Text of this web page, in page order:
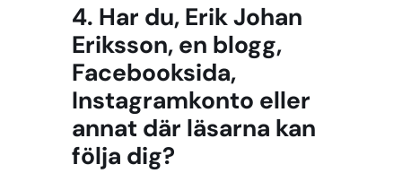
4. Har du, Erik Johan
Eriksson, en blogg,
Facebooksida,
Instagramkonto eller
annat där läsarna kan
följa dig?